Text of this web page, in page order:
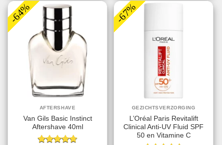
-64%
AFTERSHAVE
Van Gils Basic Instinct
Aftershave 40ml
-67%
GEZICHTSVERZORGING
L’Oréal Paris Revitalift
Clinical Anti-UV Fluid SPF
50 en Vitamine C